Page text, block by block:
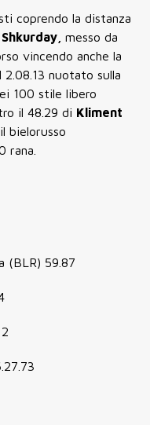
coprendo la distanza
messo da
vincendo anche la
nuotato sulla
100 stile libero
il 48.29 di Kliment
bielorusso
rana.
(BLR) 59.87